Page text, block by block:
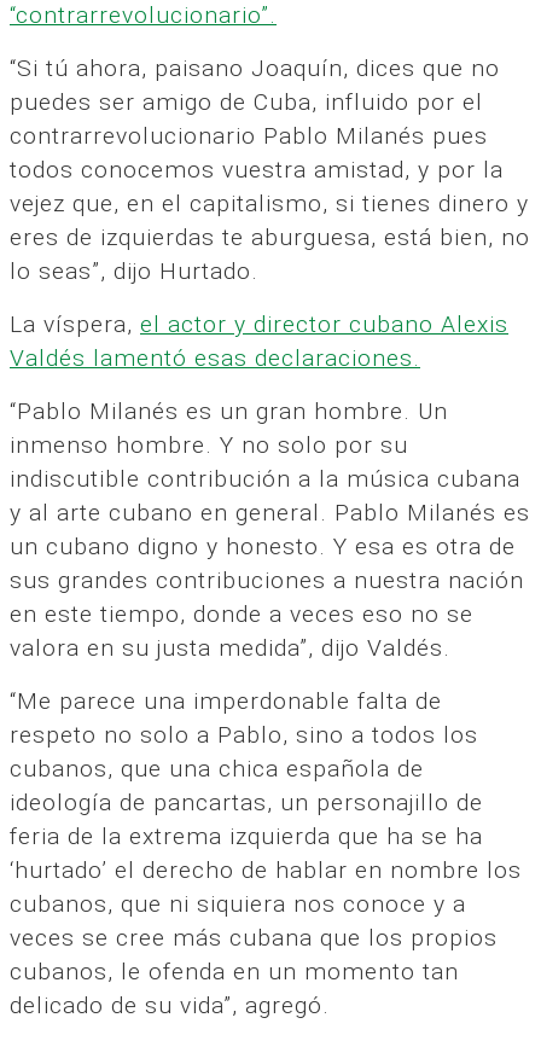
“contrarrevolucionario”.
“Si tú ahora, paisano Joaquín, dices que no
puedes ser amigo de Cuba, influido por el
contrarrevolucionario Pablo Milanés pues
todos conocemos vuestra amistad, y por la
vejez que, en el capitalismo, si tienes dinero y
eres de izquierdas te aburguesa, está bien, no
lo seas”, dijo Hurtado.
La víspera, el actor y director cubano Alexis
Valdés lamentó esas declaraciones.
“Pablo Milanés es un gran hombre. Un
inmenso hombre. Y no solo por su
indiscutible contribución a la música cubana
y al arte cubano en general. Pablo Milanés es
un cubano digno y honesto. Y esa es otra de
sus grandes contribuciones a nuestra nación
en este tiempo, donde a veces eso no se
valora en su justa medida”, dijo Valdés.
“Me parece una imperdonable falta de
respeto no solo a Pablo, sino a todos los
cubanos, que una chica española de
ideología de pancartas, un personajillo de
feria de la extrema izquierda que ha se ha
‘hurtado’ el derecho de hablar en nombre los
cubanos, que ni siquiera nos conoce y a
veces se cree más cubana que los propios
cubanos, le ofenda en un momento tan
delicado de su vida”, agregó.